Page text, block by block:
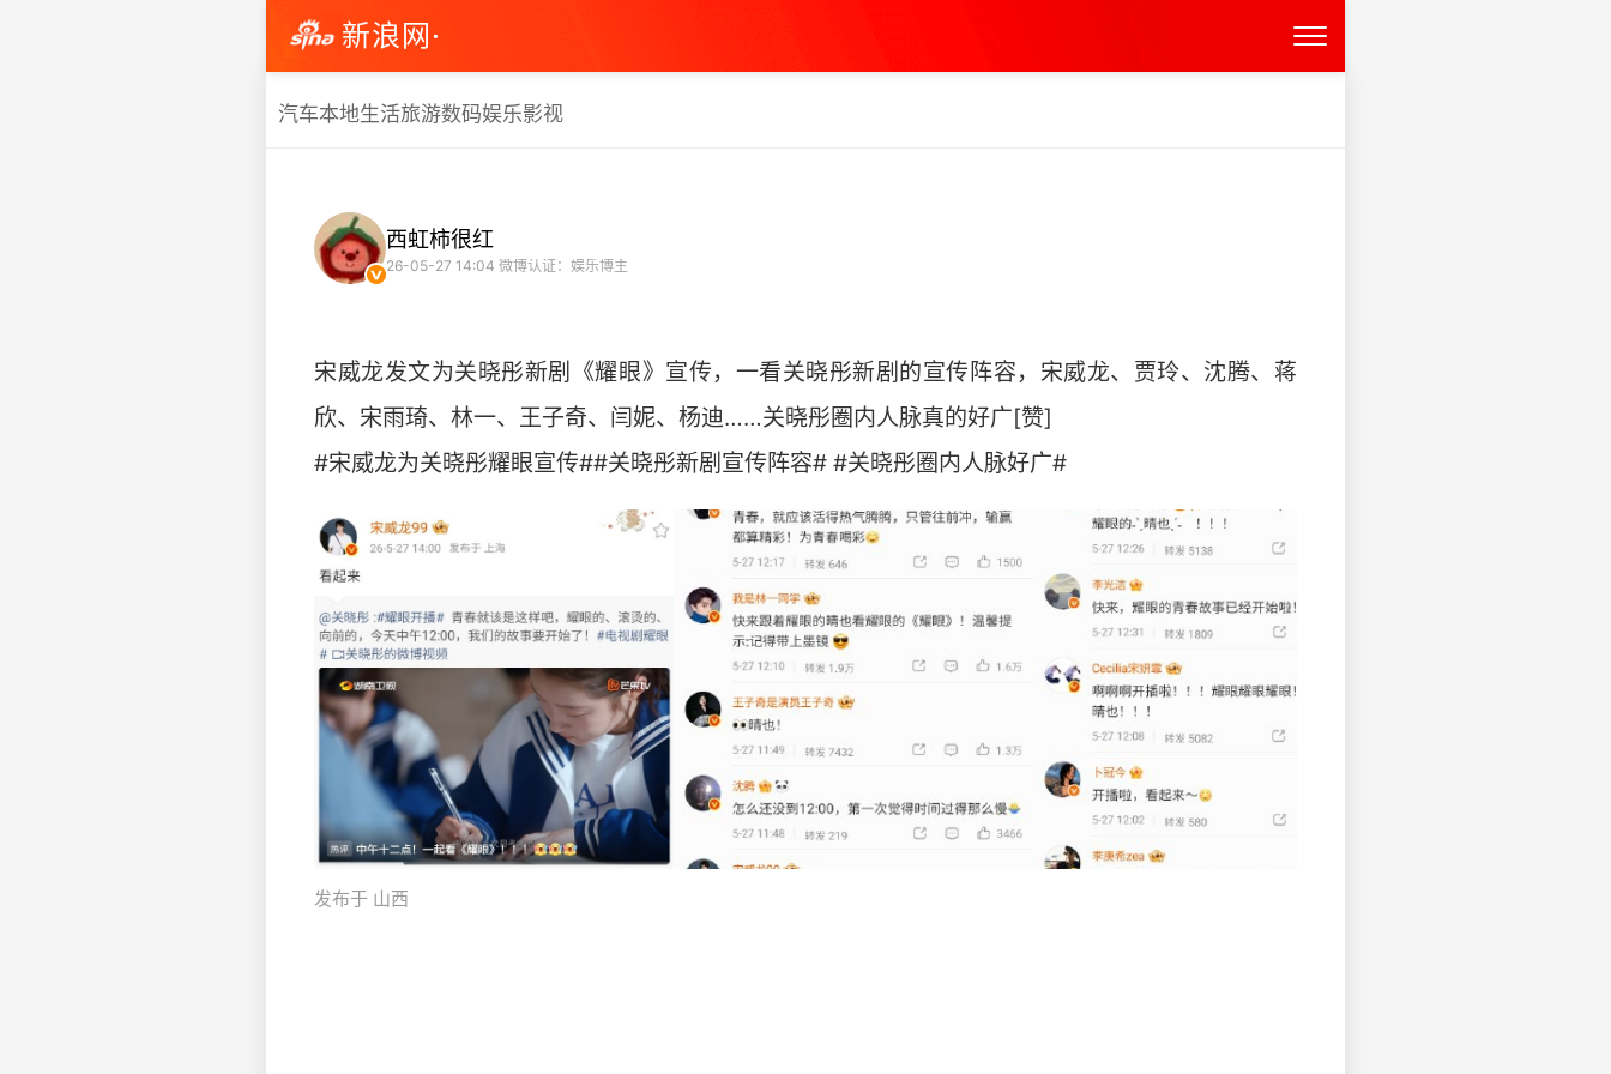
新浪网·
汽车本地生活旅游数码娱乐影视
西虹柿很红
26-05-27 14:04 微博认证：娱乐博主
宋威龙发文为关晓彤新剧《耀眼》宣传，一看关晓彤新剧的宣传阵容，宋威龙、贾玲、沈腾、蒋
欣、宋雨琦、林一、王子奇、闫妮、杨迪……关晓彤圈内人脉真的好广[赞]
#宋威龙为关晓彤耀眼宣传##关晓彤新剧宣传阵容# #关晓彤圈内人脉好广# ​
发布于 山西